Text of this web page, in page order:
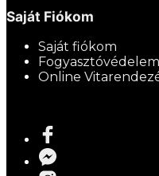
Saját Fiókom
Saját fiókom
Fogyasztóvédelem
Online